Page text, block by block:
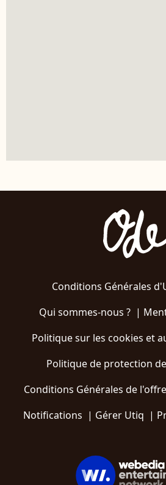
Conditions Générales
Qui sommes-nous ?|
Politique sur les cookies et
Politique de protection
Conditions Générales de
Notifications | Gérer Utiq |